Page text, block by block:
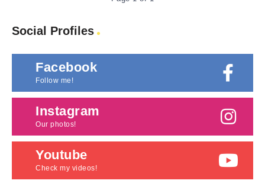
Social Profiles
Facebook
Follow me!
Instagram
Our photos!
Youtube
Check my videos!